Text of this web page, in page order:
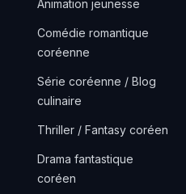
Animation jeunesse
Comédie romantique
coréenne
Série coréenne / Blog
culinaire
Thriller / Fantasy coréen
Drama fantastique
coréen